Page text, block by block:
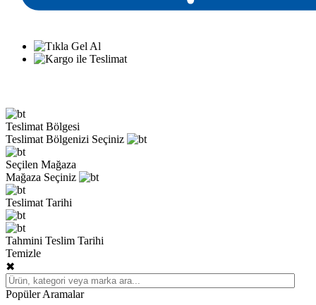
Teslimat Bölgesi
Teslimat Bölgenizi Seçiniz
Seçilen Mağaza
Mağaza Seçiniz
Teslimat Tarihi
Tahmini Teslim Tarihi
Temizle
✖
Popüler Aramalar